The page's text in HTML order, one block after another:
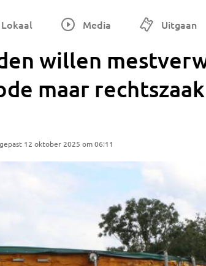
Lokaal Media Uitgaan
willen
maar
12 oktober 2025 om 06:11